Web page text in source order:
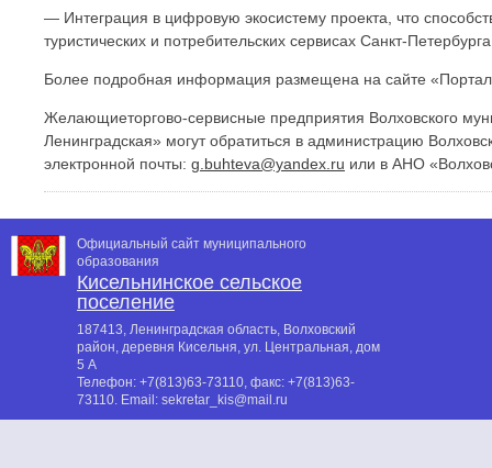
— Интеграция в цифровую экосистему проекта, что
туристических и потребительских сервисах Санкт-
Более подробная информация размещена на сайте
Желающиеторгово-сервисные предприятия Волховского
Ленинградская» могут обратиться в администрацию
электронной почты: g.buhteva@yandex.ru или в АНО
Официальный сайт муниципального
образования
Кисельнинское сельское
поселение
187413, Ленинградская область, Волховский
район, деревня Кисельня, ул. Центральная, дом
5 А
Телефон: +7(813)63-73110, факс: +7(813)63-
73110. Email: sekretar_kis@mail.ru